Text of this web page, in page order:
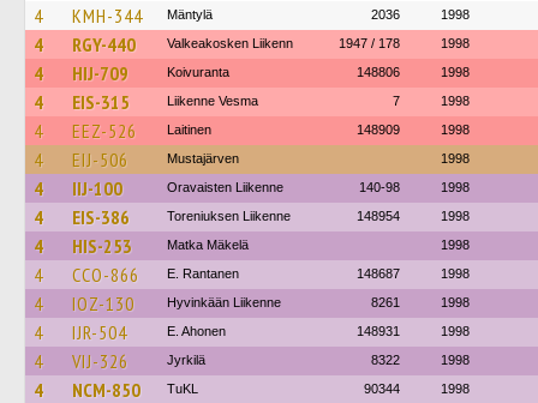
4 KMH-344 Mäntylä 2036 1998
4 RGY-440 Valkeakosken Liikenn 1947 / 178 1998
4 HIJ-709 Koivuranta 148806 1998
4 EIS-315 Liikenne Vesma 7 1998
4 EEZ-526 Laitinen 148909 1998
4 EIJ-506 Mustajärven 1998
4 IIJ-100 Oravaisten Liikenne 140-98 1998
4 EIS-386 Toreniuksen Liikenne 148954 1998
4 HIS-253 Matka Mäkelä 1998
4 CCO-866 E. Rantanen 148687 1998
4 IOZ-130 Hyvinkään Liikenne 8261 1998
4 IJR-504 E. Ahonen 148931 1998
4 VIJ-326 Jyrkilä 8322 1998
4 NCM-850 TuKL 90344 1998